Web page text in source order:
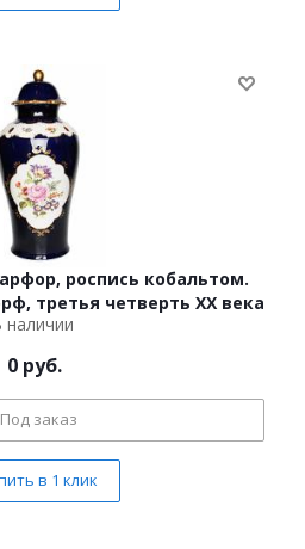
роспись кобальтом.
третья четверть ХХ века
наличии
0 руб.
Под заказ
в 1 клик